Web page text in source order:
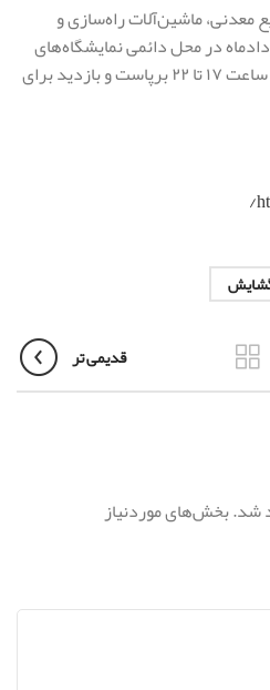
معدنی، ماشین‌آلات راه‌سازی و
وابسته کرمان تا ۱۵‌ مردادماه در محل دائمی نمایشگاه‌های
بین‌المللی جنوب‌شرق هر روز از ساعت ۱۷ تا ۲۲ برپاست و بازدید برای
قدیمی تر
شد.بخش‌های موردنیاز